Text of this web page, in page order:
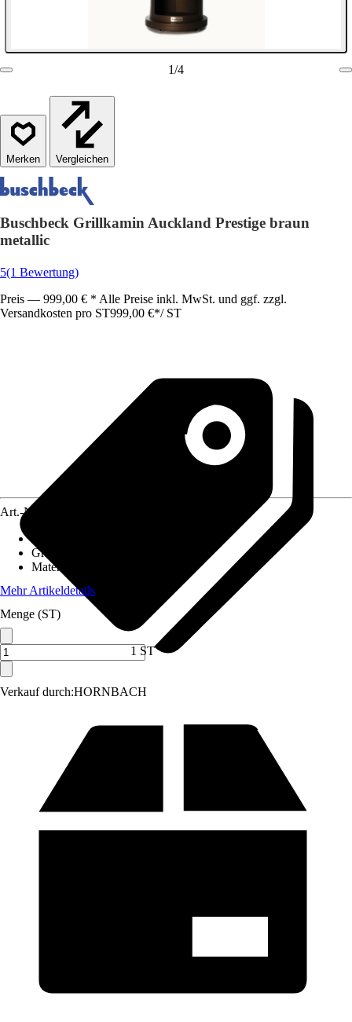
1/4
Vergleichen
Buschbeck Grillkamin Auckland Prestige braun
metallic
5(1 Bewertung)
Preis — 999,00 € * Alle Preise inkl. MwSt. und ggf. zzgl.
Versandkosten pro ST999,00 €*/ ST
Verkauf durch:HORNBACH
Art.-Nr.
Grillmethode
Material Grillrost
Mehr Artikeldetails
Menge (ST)
1 ST